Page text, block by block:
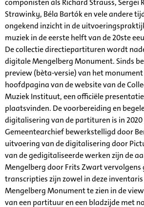
componisten als Richard Strauss, Sergei
Strawinky, Béla Bartók en vele andere
ongekend inzicht in de
muziek in de eerste helft van de 20ste
De collectie directiepartituren wordt
digitale Mengelberg Monument. Sinds
preview (bèta-versie) van het monument
hoofdpagina van de website van de
Muziek Instituut, een officiële
plaatsvinden. De voorbereiding en
digitalisering van de partituren is in
Gemeentearchief bewerkstelligd door
uitvoering van de digitalisering door
van de gedigitaliseerde werken zijn de
Mengelberg door Frits Zwart vervolgens
transcripties zijn zowel in deze
Mengelberg Monument te zien in de
van een partituur en een bladzijde met